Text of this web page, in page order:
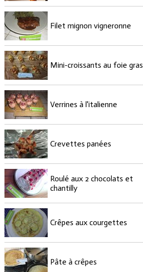
Filet mignon vigneronne
Mini-croissants au foie gras
Verrines à l'italienne
Crevettes panées
Roulé aux 2 chocolats et
chantilly
Crêpes aux courgettes
Pâte à crêpes